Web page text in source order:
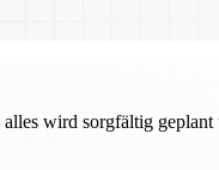
wird sorgfältig